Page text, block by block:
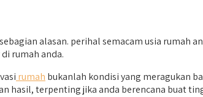
alasan. perihal semacam usia rumah
rumah anda.
rumah bukanlah kondisi yang meragukan
hasil, terpenting jika anda berencana buat